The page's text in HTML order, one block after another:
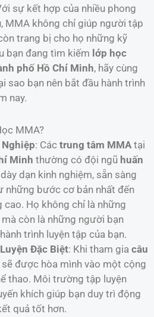
sự kết hợp của nhiều phong
MMA không chỉ giúp người tập
trang bị cho họ những kỹ
bạn đang tìm kiếm lớp học
phố Hồ Chí Minh, hãy cùng
sao bạn nên bắt đầu hành trình
nay.
MMA?
: Các trung tâm MMAtại
Minh thường có đội ngũ huấn
dạn kinh nghiệm, sẵn sàng
những bước cơ bản nhất đến
cao. Họ không chỉ là những
còn là những người bạn
trình luyện tập của bạn.
Đặc Biệt: Khi tham gia câu
sẽ được hòa mình vào một cộng
thao. Môi trường tập luyện
khích giúp bạn duy trì động
quả tốt hơn.